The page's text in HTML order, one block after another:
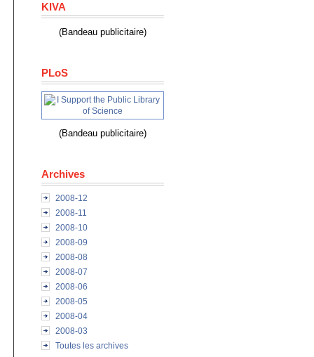
KIVA
(Bandeau publicitaire)
PLoS
(Bandeau publicitaire)
Archives
2008-12
2008-11
2008-10
2008-09
2008-08
2008-07
2008-06
2008-05
2008-04
2008-03
Toutes les archives